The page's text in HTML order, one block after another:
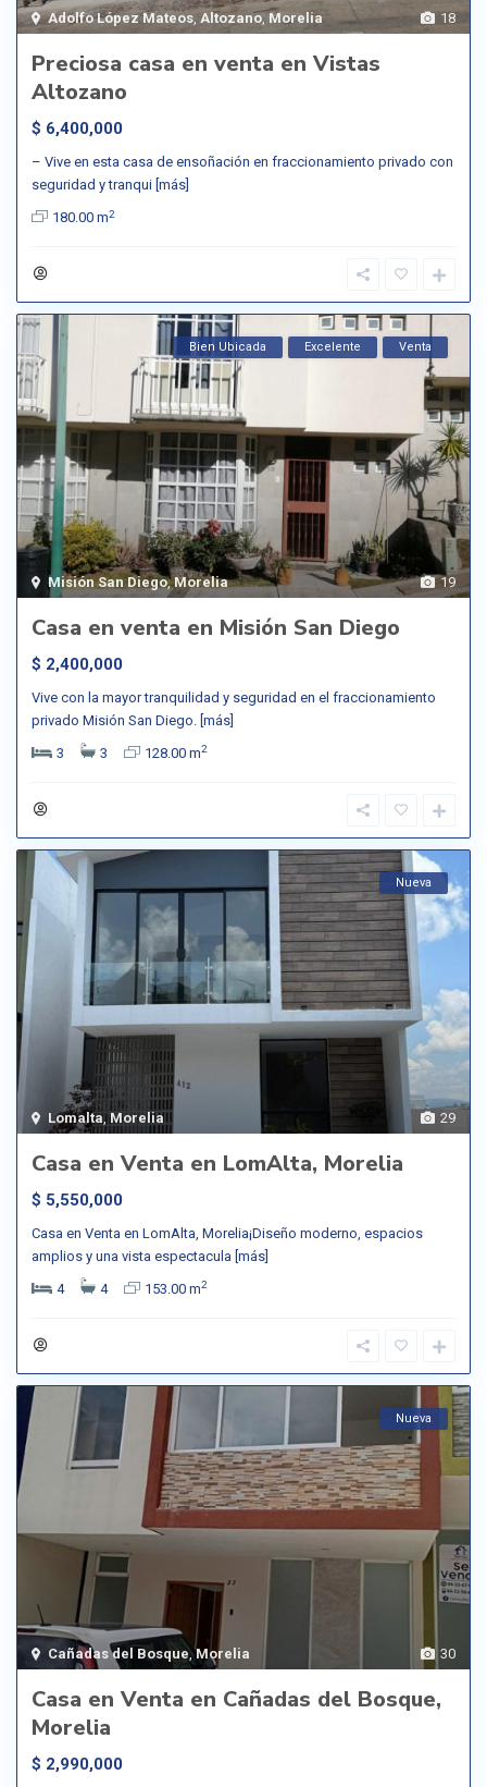
18
Adolfo López Mateos, Altozano, Morelia
Preciosa casa en venta en Vistas
Altozano
$ 6,400,000
– Vive en esta casa de ensoñación en fraccionamiento privado con
seguridad y tranqui [más]
180.00 m2
19
Misión San Diego,Morelia
Bien Ubicada Excelente Venta
Casa en venta en Misión San Diego
$ 2,400,000
Vive con la mayor tranquilidad y seguridad en el fraccionamiento
privado Misión San Diego. [más]
3
3 128.00 m2
29
Lomalta,Morelia
Nueva
Casa en Venta en LomAlta, Morelia
$ 5,550,000
Casa en Venta en LomAlta, Morelia¡Diseño moderno, espacios
amplios y una vista espectacula [más]
4
4 153.00 m2
30
Cañadas del Bosque,Morelia
Nueva
Casa en Venta en Cañadas del Bosque,
Morelia
$ 2,990,000